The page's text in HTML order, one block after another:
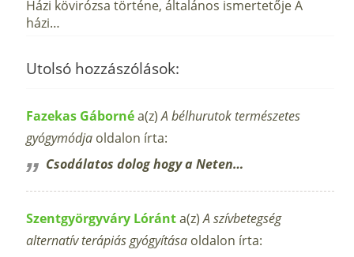
Házi kövirózsa történe, általános ismertetője A
házi…
Utolsó hozzászólások:
Fazekas Gábornéa(z)A bélhurutok természetes
gyógymódja oldalon írta:
Csodálatos dolog hogy a Neten…
Szentgyörgyváry Lóránta(z)A szívbetegség
alternatív terápiás gyógyítása oldalon írta: